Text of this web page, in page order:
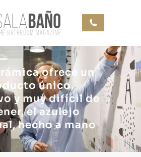
ofrece un
único,
y muy difícil de
el azulejo
hecho a mano